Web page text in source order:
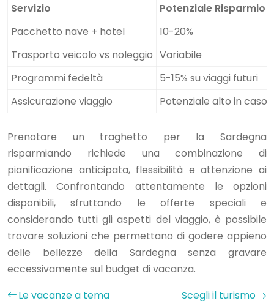
Servizio
Potenziale Risparmio
Pacchetto nave + hotel
10-20%
Trasporto veicolo vs noleggio Variabile
Programmi fedeltà
5-15% su viaggi futuri
Assicurazione viaggio
Potenziale alto in caso
Prenotare un traghetto per la Sardegna
risparmiando richiede una combinazione di
pianificazione anticipata, flessibilità e attenzione ai
dettagli. Confrontando attentamente le opzioni
disponibili, sfruttando le offerte speciali e
considerando tutti gli aspetti del viaggio, è possibile
trovare soluzioni che permettano di godere appieno
delle bellezze della Sardegna senza gravare
eccessivamente sul budget di vacanza.
Le vacanze a tema
Scegli il turismo